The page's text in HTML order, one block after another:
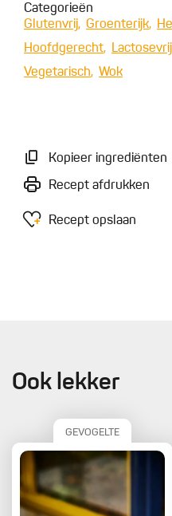
Categorieën
Glutenvrij
Groenterijk
Hoofdgerecht
Lactosevrij
Vegetarisch
Wok
Kopieer ingrediënten
Recept afdrukken
Recept opslaan
Ook lekker
GEVOGELTE